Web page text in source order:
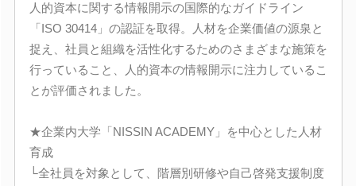
人的資本に関する情報開示の国際的なガイドライン
「ISO 30414」の認証を取得。人材を企業価値の源泉と
捉え、社員と組織を活性化するためのさまざまな施策を
行っていること、人的資本の情報開示に注力しているこ
とが評価されました。
★企業内大学「NISSIN ACADEMY」を中心とした人材
育成
└全社員を対象として、階層別研修や自己啓発支援制度